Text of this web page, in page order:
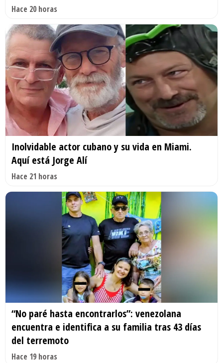
Hace 20 horas
Inolvidable actor cubano y su vida en Miami.
Aquí está Jorge Alí
Hace 21 horas
“No paré hasta encontrarlos”: venezolana
encuentra e identifica a su familia tras 43 días
del terremoto
Hace 19 horas